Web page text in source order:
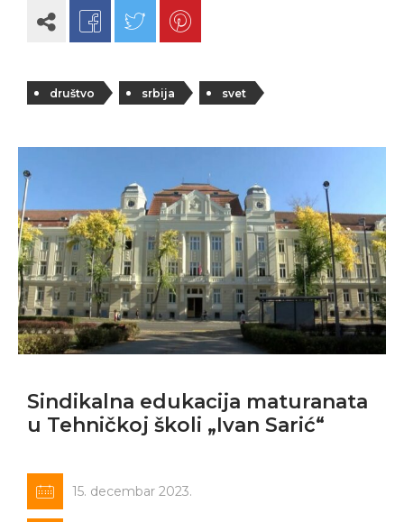
društvo srbija svet
Sindikalna edukacija maturanata
u Tehničkoj školi „Ivan Sarić“
15. decembar 2023.